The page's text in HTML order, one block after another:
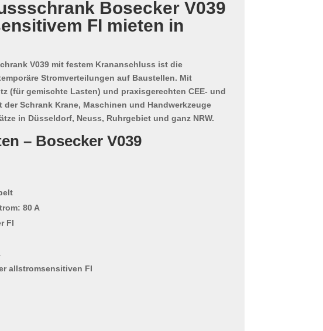
Bosecker V039
FI mieten in
V039 mit festem Krananschluss ist die
Stromverteilungen auf Baustellen. Mit
(für gemischte Lasten) und praxisgerechtenCEE- und
der Schrank Krane, Maschinen und Handwerkzeuge
in Düsseldorf, Neuss, Ruhrgebiet und ganz NRW.
– Bosecker V039
80 A
FI
allstromsensitiven FI